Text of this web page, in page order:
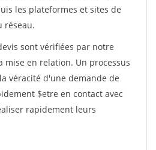
les plateformes et sites de
réseau.
sont vérifiées par notre
mise en relation. Un processus
véracité d'une demande de
$etre en contact avec
rapidement leurs